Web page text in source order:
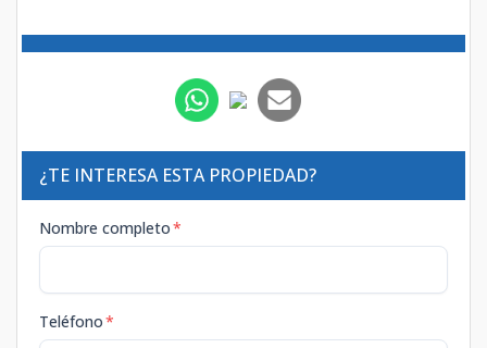
¿TE INTERESA ESTA PROPIEDAD?
Nombre completo*
Teléfono*